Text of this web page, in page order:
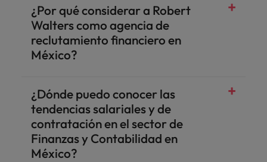
¿Por qué considerar a Robert
Walters como agencia de
reclutamiento financiero en
México?
¿Dónde puedo conocer las
tendencias salariales y de
contratación en el sector de
Finanzas y Contabilidad en
México?